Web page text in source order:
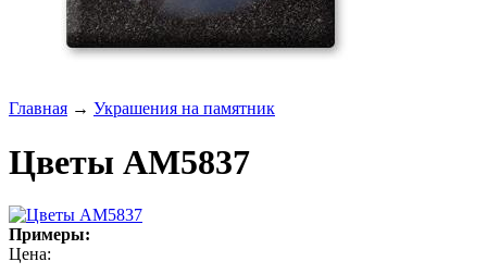
Главная → Украшения на памятник
Цветы AM5837
Примеры:
Цена: